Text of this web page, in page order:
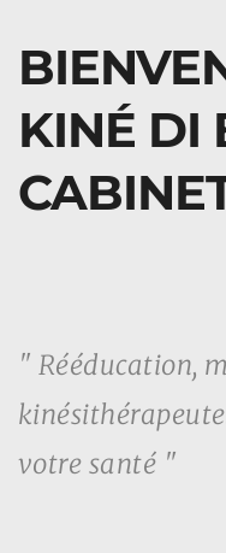
KINÉ DI
" Rééducation,
votre santé "